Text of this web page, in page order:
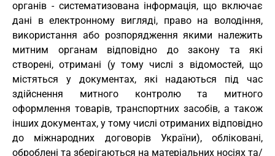
органів - систематизована інформація, що включає
дані в електронному вигляді, право на володіння,
використання або розпорядження якими належить
митним органам відповідно до закону та які
створені, отримані (у тому числі з відомостей, що
містяться у документах, які надаються під час
здійснення митного контролю та митного
оформлення товарів, транспортних засобів, а також
інших документах, у тому числі отриманих відповідно
до міжнародних договорів України), обліковані,
оброблені та зберігаються на матеріальних носіях та/